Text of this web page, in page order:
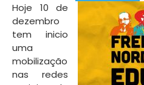
Hoje 10 de
dezembro
tem inicio
uma
mobilização
nas redes